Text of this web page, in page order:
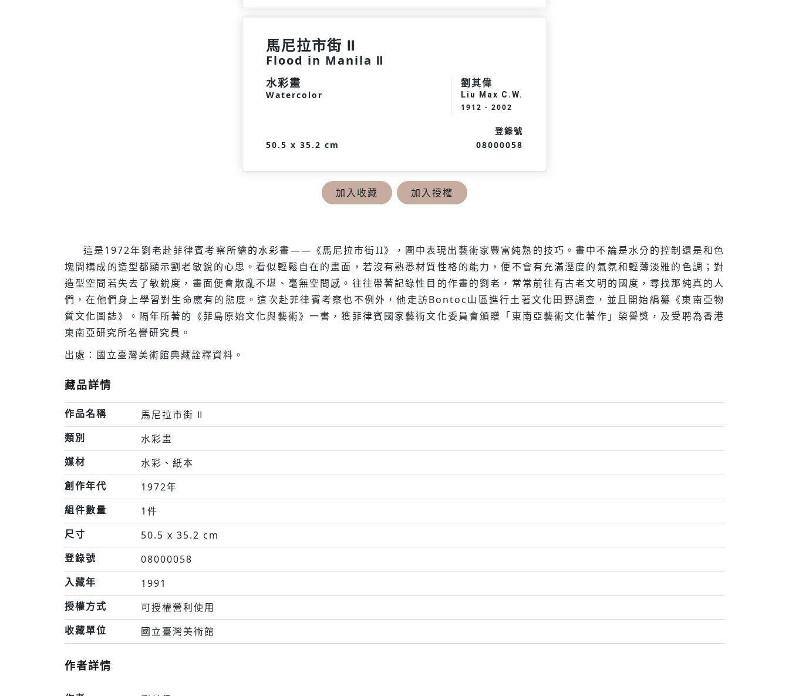
馬尼拉市街 Ⅱ
Flood in Manila Ⅱ
水彩畫
Watercolor
劉其偉
Liu Max C.W.
1912 - 2002
50.5 x 35.2 cm
登錄號
08000058
加入收藏 加入授權
這是1972年劉老赴菲律賓考察所繪的水彩畫——《馬尼拉市街II》，圖中表現出藝術家豐富純熟的技巧。畫中不論是水分的控制還是和色
塊間構成的造型都顯示劉老敏銳的心思。看似輕鬆自在的畫面，若沒有熟悉材質性格的能力，便不會有充滿溼度的氣氛和輕薄淡雅的色調；對
造型空間若失去了敏銳度，畫面便會散亂不堪、毫無空間感。往往帶著記錄性目的作畫的劉老，常常前往有古老文明的國度，尋找那純真的人
們，在他們身上學習對生命應有的態度。這次赴菲律賓考察也不例外，他走訪Bontoc山區進行土著文化田野調查，並且開始編纂《東南亞物
質文化圖誌》。隔年所著的《菲島原始文化與藝術》一書，獲菲律賓國家藝術文化委員會頒贈「東南亞藝術文化著作」榮譽獎，及受聘為香港
東南亞研究所名譽研究員。
出處：國立臺灣美術館典藏詮釋資料。
藏品詳情
作品名稱
馬尼拉市街 Ⅱ
類別
水彩畫
媒材
水彩、紙本
創作年代
1972年
組件數量
1件
尺寸
50.5 x 35.2 cm
登錄號
08000058
入藏年
1991
授權方式
可授權營利使用
收藏單位
國立臺灣美術館
作者詳情